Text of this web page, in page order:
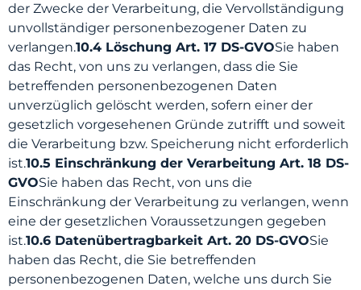
der Zwecke der Verarbeitung, die Vervollständigung
unvollständiger personenbezogener Daten zu
verlangen.10.4 Löschung Art. 17 DS-GVOSie haben
das Recht, von uns zu verlangen, dass die Sie
betreffenden personenbezogenen Daten
unverzüglich gelöscht werden, sofern einer der
gesetzlich vorgesehenen Gründe zutrifft und soweit
die Verarbeitung bzw. Speicherung nicht erforderlich
ist.10.5 Einschränkung der Verarbeitung Art. 18 DS-
GVOSie haben das Recht, von uns die
Einschränkung der Verarbeitung zu verlangen, wenn
eine der gesetzlichen Voraussetzungen gegeben
ist.10.6 Datenübertragbarkeit Art. 20 DS-GVOSie
haben das Recht, die Sie betreffenden
personenbezogenen Daten, welche uns durch Sie